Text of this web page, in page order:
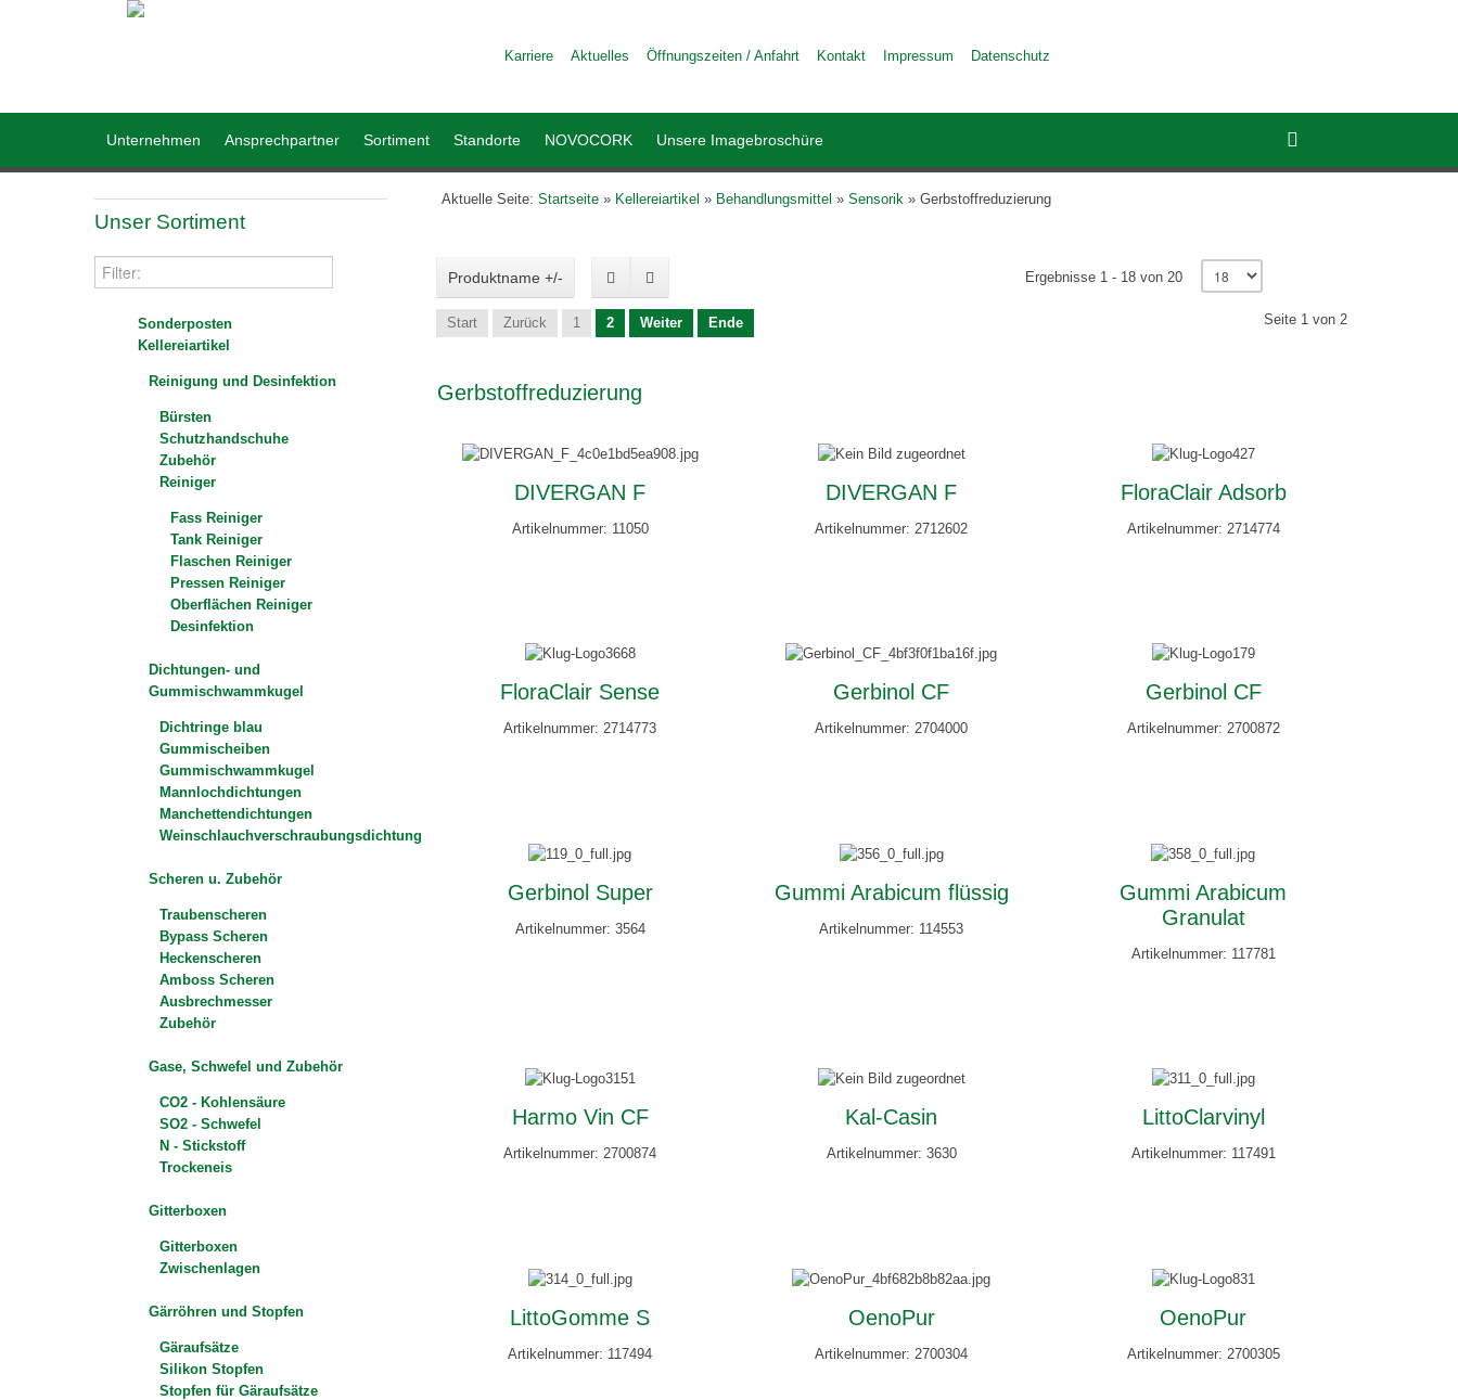
Karriere Aktuelles Öffnungszeiten / Anfahrt Kontakt Impressum Datenschutz
Unternehmen Ansprechpartner Sortiment Standorte NOVOCORK Unsere Imagebroschüre
Unser Sortiment
Sonderposten
Kellereiartikel
Reinigung und Desinfektion
Bürsten
Schutzhandschuhe
Zubehör
Reiniger
Fass Reiniger
Tank Reiniger
Flaschen Reiniger
Pressen Reiniger
Oberflächen Reiniger
Desinfektion
Dichtungen- und
Gummischwammkugel
Dichtringe blau
Gummischeiben
Gummischwammkugel
Mannlochdichtungen
Manchettendichtungen
Weinschlauchverschraubungsdichtung
Scheren u. Zubehör
Traubenscheren
Bypass Scheren
Heckenscheren
Amboss Scheren
Ausbrechmesser
Zubehör
Gase, Schwefel und Zubehör
CO2 - Kohlensäure
SO2 - Schwefel
N - Stickstoff
Trockeneis
Gitterboxen
Gitterboxen
Zwischenlagen
Gärröhren und Stopfen
Gäraufsätze
Silikon Stopfen
Stopfen für Gäraufsätze
Aktuelle Seite: Startseite » Kellereiartikel » Behandlungsmittel » Sensorik » Gerbstoffreduzierung
Produktname +/- Ergebnisse 1 - 18 von 20
Start Zurück 1 2 Weiter Ende Seite 1 von 2
Gerbstoffreduzierung
DIVERGAN F
Artikelnummer: 11050
DIVERGAN F
Artikelnummer: 2712602
FloraClair Adsorb
Artikelnummer: 2714774
FloraClair Sense
Artikelnummer: 2714773
Gerbinol CF
Artikelnummer: 2704000
Gerbinol CF
Artikelnummer: 2700872
Gerbinol Super
Artikelnummer: 3564
Gummi Arabicum flüssig
Artikelnummer: 114553
Gummi Arabicum
Granulat
Artikelnummer: 117781
Harmo Vin CF
Artikelnummer: 2700874
Kal-Casin
Artikelnummer: 3630
LittoClarvinyl
Artikelnummer: 117491
LittoGomme S
Artikelnummer: 117494
OenoPur
Artikelnummer: 2700304
OenoPur
Artikelnummer: 2700305